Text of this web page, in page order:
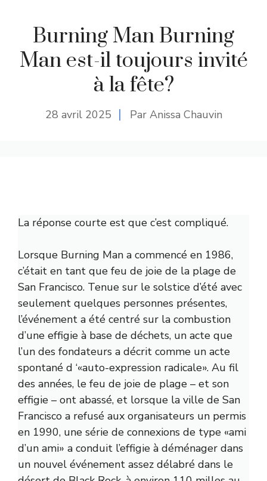
Burning Man Burning
Man est-il toujours invité
à la fête?
28 avril 2025 Par Anissa Chauvin
La réponse courte est que c’est compliqué.
Lorsque Burning Man a commencé en 1986,
c’était en tant que feu de joie de la plage de
San Francisco. Tenue sur le solstice d’été avec
seulement quelques personnes présentes,
l’événement a été centré sur la combustion
d’une effigie à base de déchets, un acte que
l’un des fondateurs a décrit comme un acte
spontané d ‘«auto-expression radicale». Au fil
des années, le feu de joie de plage – et son
effigie – ont abassé, et lorsque la ville de San
Francisco a refusé aux organisateurs un permis
en 1990, une série de connexions de type «ami
d’un ami» a conduit l’effigie à déménager dans
un nouvel événement assez délabré dans le